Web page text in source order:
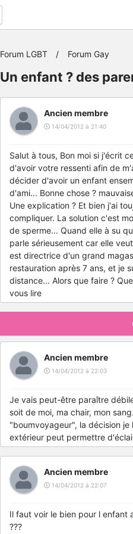
Forum LGBT Forum Gay
Un enfant ? des
Ancien membre
14/04/2012 à 21:40
Salut à tous, Bon moi si j'écrit
d'avoir votre ressenti afin de
décider d'avoir un enfant
d'ami... Bonne chose ?
Une explication ? Et bien j'ai
compliquer. La solution c'est
de sperme... Quand elle à su
parle sérieusement car elle
est directrice d'un grand
restauration après 7 ans, et je
distance... Alors que faire ?
vous lire
Ancien membre
14/04/2012 à 22:03
Je vais peut-être paraître
soit de moi, ma chair, mon
"boumvoyageur", la décision
extérieur peut permettre
Ancien membre
14/04/2012 à 22:07
Il faut voir le bien pour l enfant
???